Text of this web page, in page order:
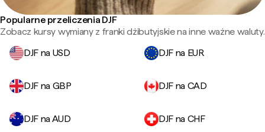
Popularne przeliczenia DJF
Zobacz kursy wymiany z franki dżibutyjskie na inne ważne waluty.
DJF na USD
DJF na EUR
DJF na GBP DJF na CAD
DJF na AUD DJF na CHF